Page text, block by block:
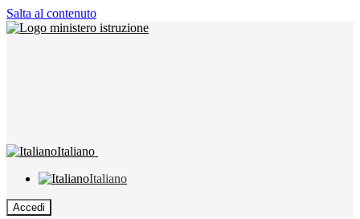
Salta al contenuto
Italiano
Italiano
Accedi